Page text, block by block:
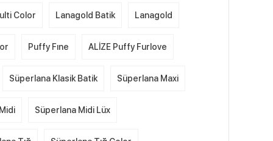
Color Lanagold Batik Lanagold
Puffy Fıne ALİZE Puffy Furlove
Süperlana Klasik Batik Süperlana Maxi
Süperlana Midi Lüx